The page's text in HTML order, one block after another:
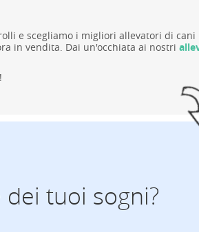
e scegliamo i migliori allevatori di cani
in vendita. Dai un'occhiata ai nostri
tuoi sogni?